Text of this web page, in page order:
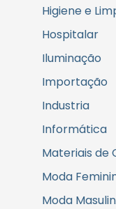
Higiene e
Hospitalar
Iluminação
Importação
Industria
Informática
Materiais de
Moda
Moda